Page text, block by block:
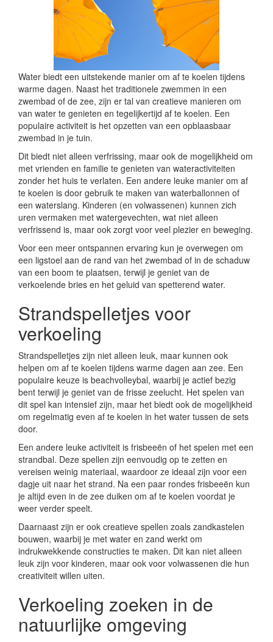
Water biedt een uitstekende manier om af te koelen tijdens
warme dagen. Naast het traditionele zwemmen in een
zwembad of de zee, zijn er tal van creatieve manieren om
van water te genieten en tegelijkertijd af te koelen. Een
populaire activiteit is het opzetten van een opblaasbaar
zwembad in je tuin.
Dit biedt niet alleen verfrissing, maar ook de mogelijkheid om
met vrienden en familie te genieten van wateractiviteiten
zonder het huis te verlaten. Een andere leuke manier om af
te koelen is door gebruik te maken van waterballonnen of
een waterslang. Kinderen (en volwassenen) kunnen zich
uren vermaken met watergevechten, wat niet alleen
verfrissend is, maar ook zorgt voor veel plezier en beweging.
Voor een meer ontspannen ervaring kun je overwegen om
een ligstoel aan de rand van het zwembad of in de schaduw
van een boom te plaatsen, terwijl je geniet van de
verkoelende bries en het geluid van spetterend water.
Strandspelletjes voor
verkoeling
Strandspelletjes zijn niet alleen leuk, maar kunnen ook
helpen om af te koelen tijdens warme dagen aan zee. Een
populaire keuze is beachvolleybal, waarbij je actief bezig
bent terwijl je geniet van de frisse zeelucht. Het spelen van
dit spel kan intensief zijn, maar het biedt ook de mogelijkheid
om regelmatig even af te koelen in het water tussen de sets
door.
Een andere leuke activiteit is frisbeeën of het spelen met een
strandbal. Deze spellen zijn eenvoudig op te zetten en
vereisen weinig materiaal, waardoor ze ideaal zijn voor een
dagje uit naar het strand. Na een paar rondes frisbeeën kun
je altijd even in de zee duiken om af te koelen voordat je
weer verder speelt.
Daarnaast zijn er ook creatieve spellen zoals zandkastelen
bouwen, waarbij je met water en zand werkt om
indrukwekkende constructies te maken. Dit kan niet alleen
leuk zijn voor kinderen, maar ook voor volwassenen die hun
creativiteit willen uiten.
Verkoeling zoeken in de
natuurlijke omgeving